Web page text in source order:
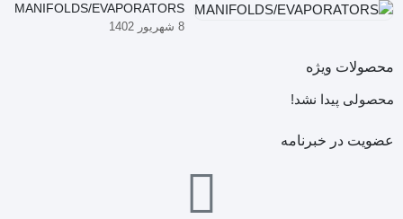
MANIFOLDS/EVAPORATORS
8 شهریور 1402
محصولات ویژه
محصولی پیدا نشد!
عضویت در خبرنامه